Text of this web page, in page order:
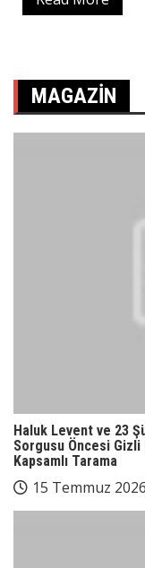
MAGAZIN
Haluk Levent ve 23
Sorgusu Öncesi
Kapsamlı Tarama
15 Temmuz 2026